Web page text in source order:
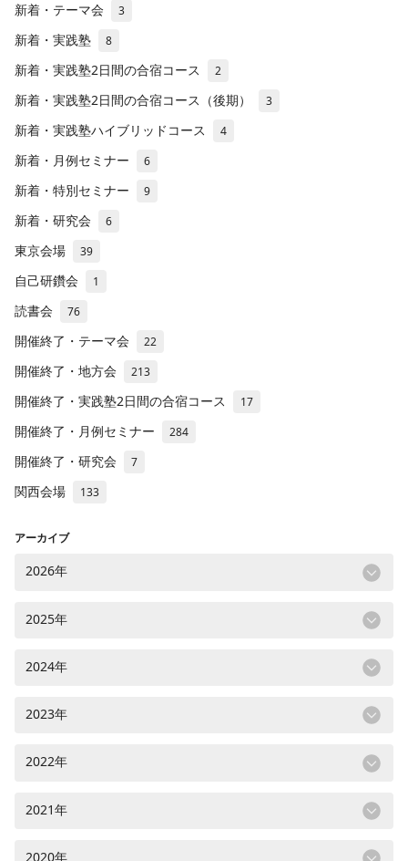
新着・テーマ会 3
新着・実践塾 8
新着・実践塾2日間の合宿コース 2
新着・実践塾2日間の合宿コース（後期） 3
新着・実践塾ハイブリッドコース 4
新着・月例セミナー 6
新着・特別セミナー 9
新着・研究会 6
東京会場 39
自己研鑽会 1
読書会 76
開催終了・テーマ会 22
開催終了・地方会 213
開催終了・実践塾2日間の合宿コース 17
開催終了・月例セミナー 284
開催終了・研究会 7
関西会場 133
アーカイブ
2026年
2025年
2024年
2023年
2022年
2021年
2020年